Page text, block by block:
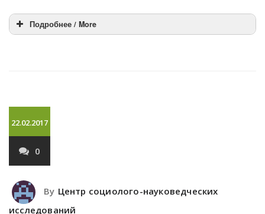
Подробнее / More
22.02.2017
0
By Центр социолого-науковедческих
исследований